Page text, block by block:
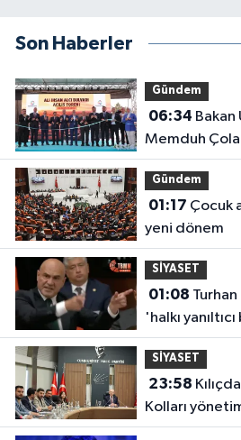
Son Haberler
Gündem
06:34
Memduh
Gündem
01:17
yeni dönem
SİYASET
01:08
'halkı
soruşturması
SİYASET
23:58
Kolları